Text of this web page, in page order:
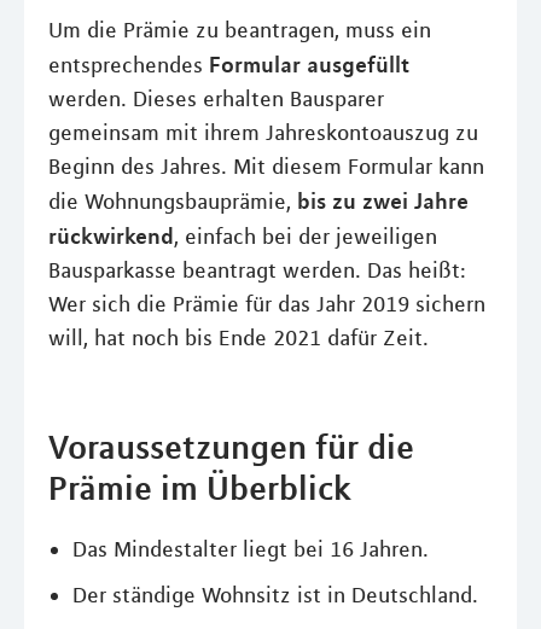
Um die Prämie zu beantragen, muss ein
entsprechendes Formular ausgefüllt
werden. Dieses erhalten Bausparer
gemeinsam mit ihrem Jahreskontoauszug zu
Beginn des Jahres. Mit diesem Formular kann
die Wohnungsbauprämie, bis zu zwei Jahre
rückwirkend, einfach bei der jeweiligen
Bausparkasse beantragt werden. Das heißt:
Wer sich die Prämie für das Jahr 2019 sichern
will, hat noch bis Ende 2021 dafür Zeit.
Voraussetzungen für die
Prämie im Überblick
Das Mindestalter liegt bei 16 Jahren.
Der ständige Wohnsitz ist in Deutschland.